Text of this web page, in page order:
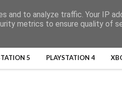
5 PLAYSTATION 4
and to analyze traffic. Your IP
metrics to ensure quality of